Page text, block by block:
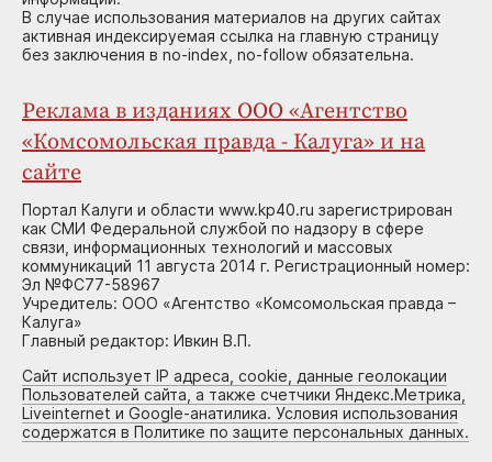
В случае использования материалов на других сайтах
активная индексируемая ссылка на главную страницу
без заключения в no-index, no-follow обязательна.
Реклама в изданиях ООО «Агентство
«Комсомольская правда - Калуга» и на
сайте
Портал Калуги и области www.kp40.ru зарегистрирован
как СМИ Федеральной службой по надзору в сфере
связи, информационных технологий и массовых
коммуникаций 11 августа 2014 г. Регистрационный номер:
Эл №ФС77-58967
Учредитель: ООО «Агентство «Комсомольская правда –
Калуга»
Главный редактор: Ивкин В.П.
Сайт использует IP адреса, cookie, данные геолокации
Пользователей сайта, а также счетчики Яндекс.Метрика,
Liveinternet и Google-анатилика. Условия использования
содержатся в Политике по защите персональных данных.